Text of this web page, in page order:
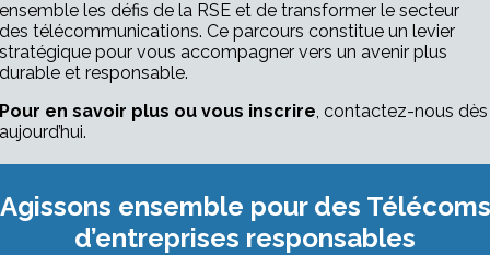
les défis de la RSE et de transformer le secteur
télécommunications. Ce parcours constitue un levier
pour vous accompagner vers un avenir plus
et responsable.
en savoir plus ou vous inscrire, contactez-nous dès
Agissons ensemble pour des Télécoms
d’entreprises responsables